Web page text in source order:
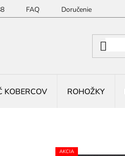
FAQ Doručenie
KOBERCOV ROHOŽKY
AKCIA